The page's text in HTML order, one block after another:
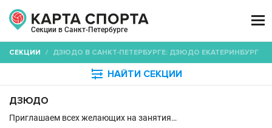
Секции в Санкт-Петербурге

СЕКЦИИ / ДЗЮДО В САНКТ-ПЕТЕРБУРГЕ: ДЗЮДО ЕКАТЕРИНБУРГ
 НАЙТИ СЕКЦИИ
ДЗЮДО
Приглашаем всех желающих на занятия…